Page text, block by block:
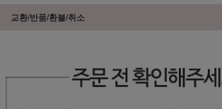
교환/반품/환불/취소